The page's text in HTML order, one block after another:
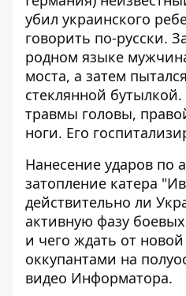
убил украинского
говорить по-русски.
родном языке
моста, а затем
стеклянной
травмы головы,
ноги. Его
Нанесение ударов по
затопление катера
действительно ли
активную фазу
и чего ждать от
оккупантами на
видео Информатора.